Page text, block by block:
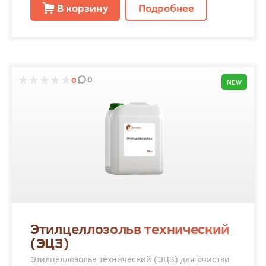
В корзину
Подробнее
0 0 NEW
Этилцеллозольв технический
(ЭЦЗ)
Этилцеллозольв технический (ЭЦЗ) для очистки